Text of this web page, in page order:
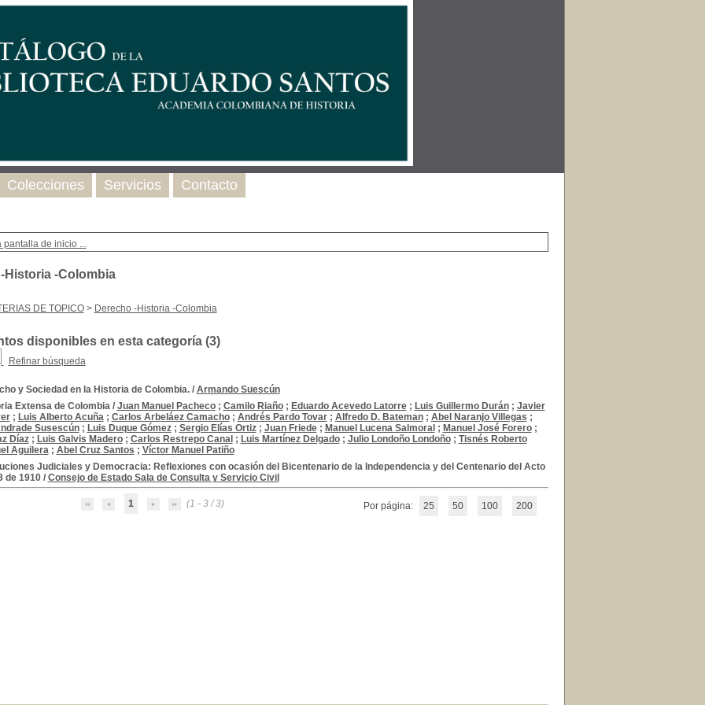
pantalla de inicio ...
Historia -Colombia
DE TOPICO> Derecho -Historia -Colombia
disponibles en esta categoría (3)
Refinar búsqueda
y Sociedad en la Historia de Colombia./ Armando Suescún
Extensa de Colombia/ Juan Manuel Pacheco; Camilo Riaño; Eduardo Acevedo Latorre; Luis Guillermo Durán; Javier
; Luis Alberto Acuña; Carlos Arbeláez Camacho; Andrés Pardo Tovar; Alfredo D. Bateman; Abel Naranjo Villegas ;
Susescún; Luis Duque Gómez; Sergio Elías Ortiz; Juan Friede; Manuel Lucena Salmoral ; Manuel José Forero;
Díaz; Luis Galvis Madero; Carlos Restrepo Canal ; Luis Martínez Delgado; Julio Londoño Londoño; Tisnés Roberto
Aguilera; Abel Cruz Santos ; Víctor Manuel Patiño
Judiciales y Democracia: Reflexiones con ocasión del Bicentenario de la Independencia y del Centenario del Acto
de 1910/ Consejo de Estado Sala de Consulta y Servicio Civil
1 (1 - 3 / 3) Por página: 25 50 100 200
Colecciones Servicios Contacto